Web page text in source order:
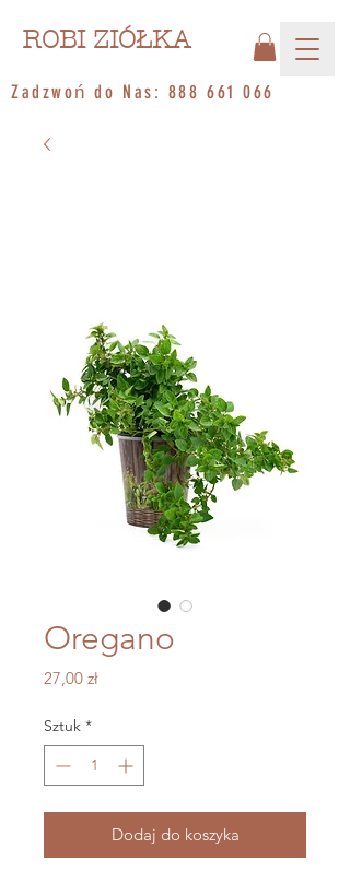
Zadzwoń do Nas: 888 661 066
ROBI ZIÓŁKA
Oregano
27,00 złCena
Sztuk *
Dodaj do koszyka